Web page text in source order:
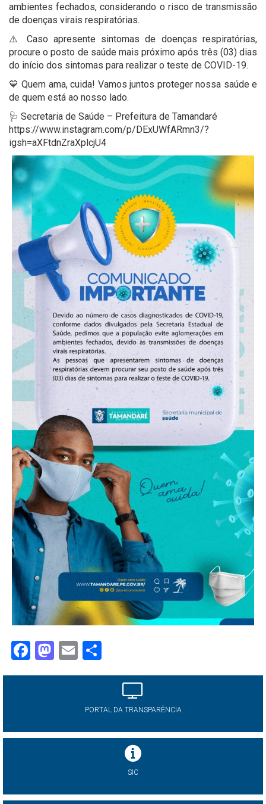
ambientes fechados, considerando o risco de transmissão
de doenças virais respiratórias.
⚠️ Caso apresente sintomas de doenças respiratórias,
procure o posto de saúde mais próximo após três (03) dias
do início dos sintomas para realizar o teste de COVID-19.
💙 Quem ama, cuida! Vamos juntos proteger nossa saúde e
de quem está ao nosso lado.
🩺 Secretaria de Saúde – Prefeitura de Tamandaré
https://www.instagram.com/p/DExUWfARmn3/?
igsh=aXFtdnZraXplcjU4
Facebook
Mastodon
Email
PORTAL DA TRANSPARÊNCIA
SIC